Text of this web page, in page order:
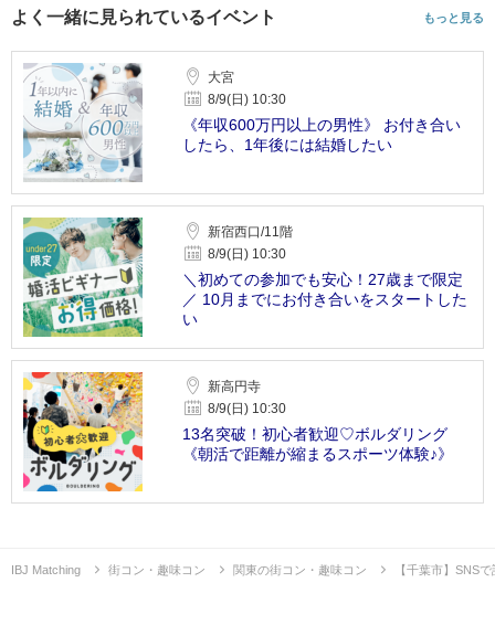
よく一緒に見られているイベント もっと見る
大宮
8/9(日) 10:30
《年収600万円以上の男性》 お付き合い
したら、1年後には結婚したい
新宿西口/11階
8/9(日) 10:30
＼初めての参加でも安心！27歳まで限定
／ 10月までにお付き合いをスタートした
い
新高円寺
8/9(日) 10:30
13名突破！初心者歓迎♡ボルダリング
《朝活で距離が縮まるスポーツ体験♪》
IBJ Matching 街コン・趣味コン 関東の街コン・趣味コン 【千葉市】SNS